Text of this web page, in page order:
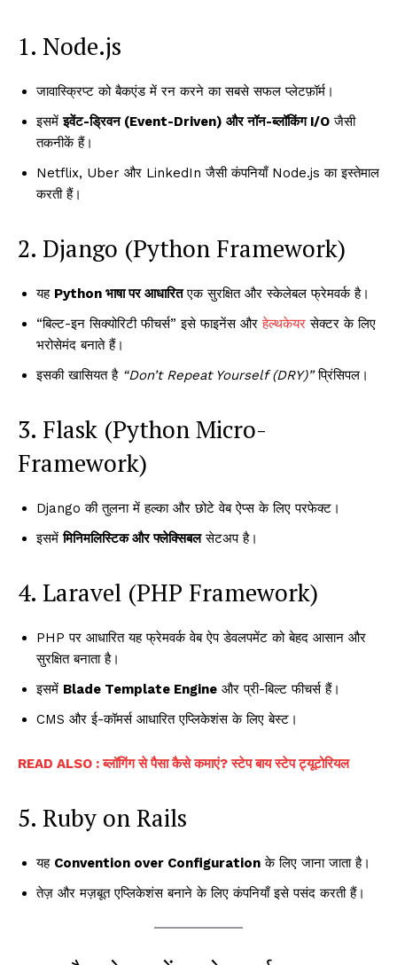
1. Node.js
जावास्क्रिप्ट को बैकएंड में रन करने का सबसे सफल प्लेटफ़ॉर्म।
इसमेंइवेंट-ड्रिवन (Event-Driven) और नॉन-ब्लॉकिंग I/O जैसी
तकनीकें हैं।
Netflix, Uber और LinkedIn जैसी कंपनियाँ Node.js का इस्तेमाल
करती हैं।
2. Django (Python Framework)
यह Python भाषा पर आधारितएक सुरक्षित और स्केलेबल फ्रेमवर्क है।
“बिल्ट-इन सिक्योरिटी फीचर्स” इसे फाइनेंस औरहेल्थकेयर सेक्टर के लिए
भरोसेमंद बनाते हैं।
इसकी खासियत है “Don’t Repeat Yourself (DRY)”प्रिंसिपल।
3. Flask (Python Micro-
Framework)
Django की तुलना में हल्का और छोटे वेब ऐप्स के लिए परफेक्ट।
इसमेंमिनिमलिस्टिक और फ्लेक्सिबलसेटअप है।
4. Laravel (PHP Framework)
PHP पर आधारित यह फ्रेमवर्क वेब ऐप डेवलपमेंट को बेहद आसान और
सुरक्षित बनाता है।
इसमें Blade Template Engine और प्री-बिल्ट फीचर्स हैं।
CMS और ई-कॉमर्स आधारित एप्लिकेशंस के लिए बेस्ट।
READ ALSO : ब्लॉगिंग से पैसा कैसे कमाएं? स्टेप बाय स्टेप ट्यूटोरियल
5. Ruby on Rails
यह Convention over Configuration के लिए जाना जाता है।
तेज़ और मज़बूत एप्लिकेशंस बनाने के लिए कंपनियाँ इसे पसंद करती हैं।